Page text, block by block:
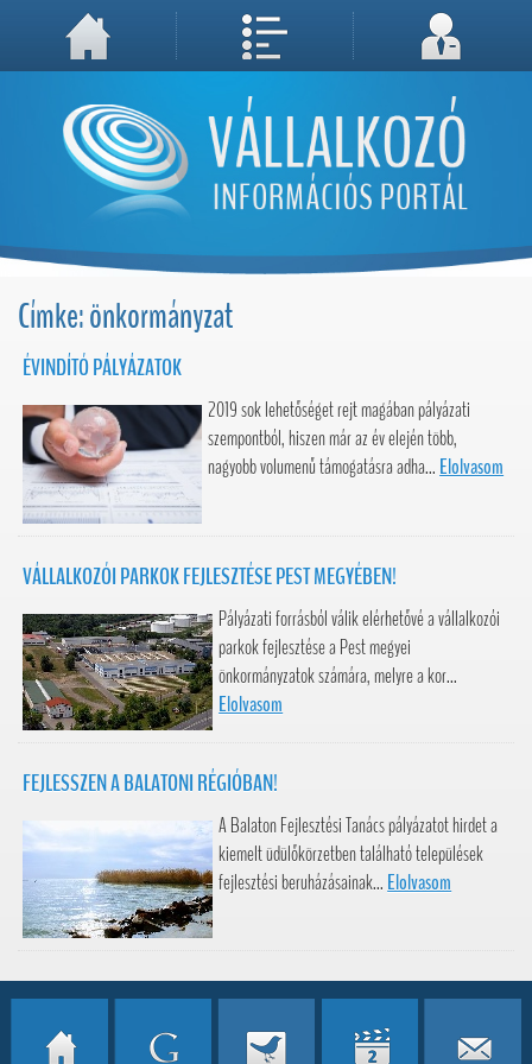
A weboldal használatával Ön elfogadja, hogy Cookie-kat (sütiket) tároljunk számítógépén. A sütik a weboldal megfelelő működéséhez
Megértettem, folytatás...
Címke: önkormányzat
ÉVINDÍTÓ PÁLYÁZATOK
2019 sok lehetőséget rejt magában pályázati
szempontból, hiszen már az év elején több,
nagyobb volumenű támogatásra adha... Elolvasom
VÁLLALKOZÓI PARKOK FEJLESZTÉSE PEST MEGYÉBEN!
Pályázati forrásból válik elérhetővé a vállalkozói
parkok fejlesztése a Pest megyei
önkormányzatok számára, melyre a kor...
Elolvasom
FEJLESSZEN A BALATONI RÉGIÓBAN!
A Balaton Fejlesztési Tanács pályázatot hirdet a
kiemelt üdülőkörzetben található települések
fejlesztési beruházásainak... Elolvasom